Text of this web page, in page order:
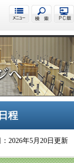
程
2026年5月20日更新